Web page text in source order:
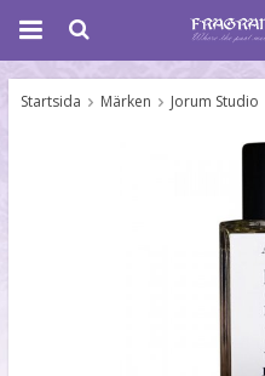
Startsida Märken Jorum Studio